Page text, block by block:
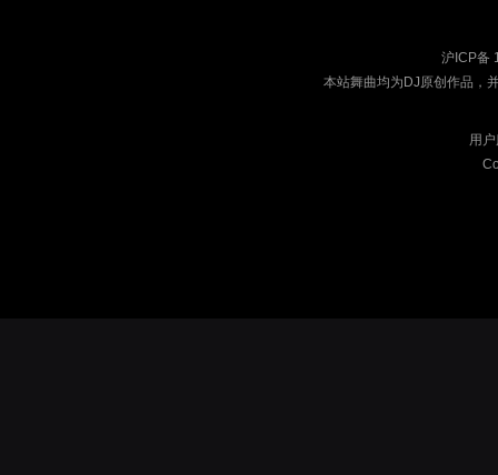
沪ICP备
本站舞曲均为DJ原创作品，
用